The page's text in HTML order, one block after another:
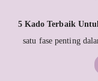
5 Kado Terbaik
satu fase penting